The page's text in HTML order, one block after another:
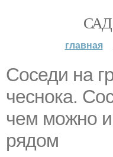
главная
Соседи на
чеснока.
чем можно
рядом